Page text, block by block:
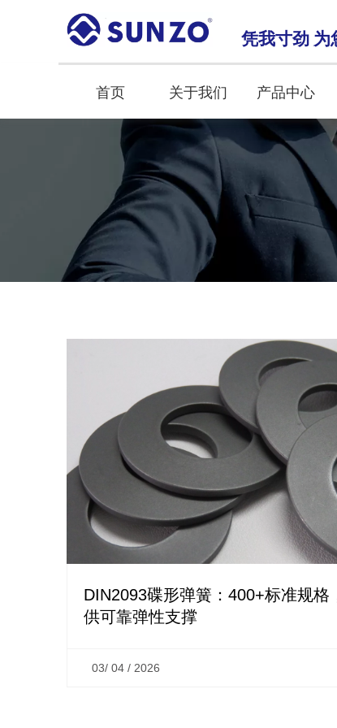
凭我寸劲 为
首页 关于我们 产品中心
DIN2093碟形弹簧：400+标准规格
供可靠弹性支撑
03/ 04 / 2026